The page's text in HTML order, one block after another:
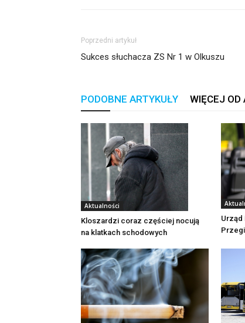
Poprzedni artykuł
Sukces słuchacza ZS Nr 1 w Olkuszu
PODOBNE ARTYKUŁY WIĘCEJ OD
Aktualności
Kloszardzi coraz częściej nocują
na klatkach schodowych
Urząd